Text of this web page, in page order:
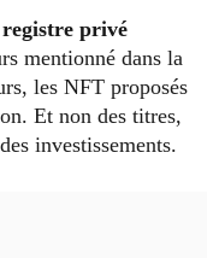
registre privé
mentionné dans la
les NFT proposés
Et non des titres,
investissements.